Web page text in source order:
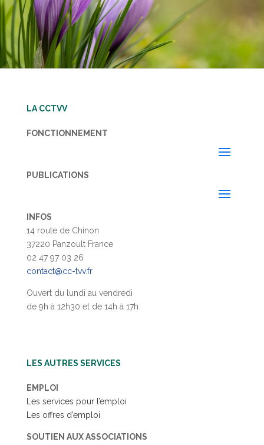
LA CCTVV
FONCTIONNEMENT
PUBLICATIONS
INFOS
14 route de Chinon
37220 Panzoult France
02 47 97 03 26
contact@cc-tvv.fr
Ouvert du lundi au vendredi
de 9h à 12h30 et de 14h à 17h
LES AUTRES SERVICES
EMPLOI
Les services pour l’emploi
Les offres d’emploi
SOUTIEN AUX ASSOCIATIONS